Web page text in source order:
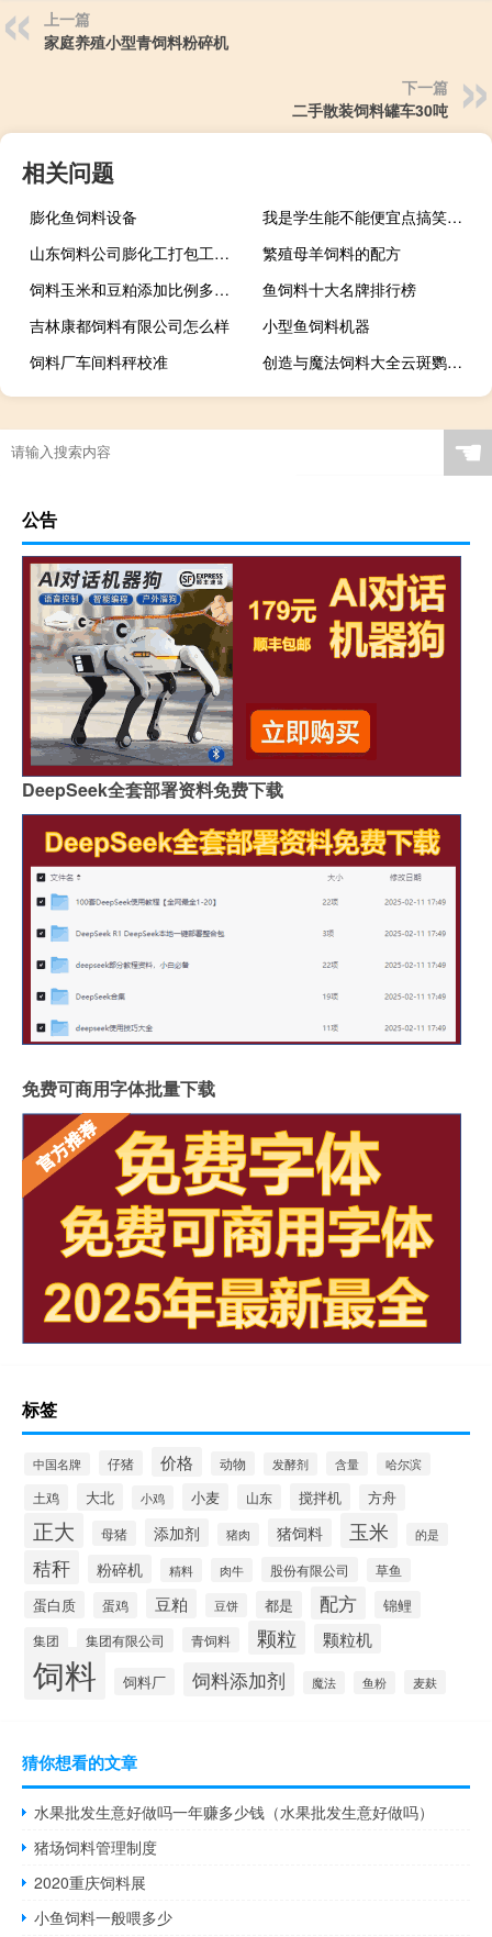
上一篇
家庭养殖小型青饲料粉碎机
下一篇
二手散装饲料罐车30吨
相关问题
膨化鱼饲料设备
我是学生能不能便宜点搞笑图（我是学生）
山东饲料公司膨化工打包工招聘
繁殖母羊饲料的配方
饲料玉米和豆粕添加比例多少合适有哪些
鱼饲料十大名牌排行榜
吉林康都饲料有限公司怎么样
小型鱼饲料机器
饲料厂车间料秤校准
创造与魔法饲料大全云斑鹦鸟分布
☚
公告
DeepSeek全套部署资料免费下载
免费可商用字体批量下载
标签
中国名牌 仔猪 价格 动物 发酵剂 含量 哈尔滨
土鸡 大北 小鸡 小麦 山东 搅拌机 方舟
正大 母猪 添加剂 猪肉 猪饲料 玉米 的是
秸秆 粉碎机 精料 肉牛 股份有限公司 草鱼
蛋白质 蛋鸡 豆粕 豆饼 都是 配方 锦鲤
集团 集团有限公司 青饲料 颗粒 颗粒机
饲料 饲料厂 饲料添加剂 魔法 鱼粉 麦麸
猜你想看的文章
水果批发生意好做吗一年赚多少钱（水果批发生意好做吗）
猪场饲料管理制度
2020重庆饲料展
小鱼饲料一般喂多少